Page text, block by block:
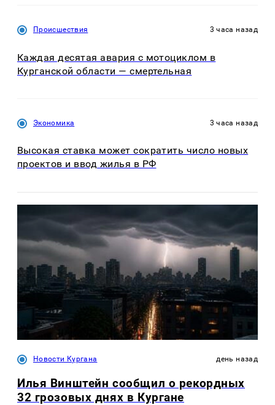
Происшествия 3 часа назад
Каждая десятая авария с мотоциклом в
Курганской области — смертельная
Экономика 3 часа назад
Высокая ставка может сократить число новых
проектов и ввод жилья в РФ
Новости Кургана день назад
Илья Винштейн сообщил о рекордных
32 грозовых днях в Кургане